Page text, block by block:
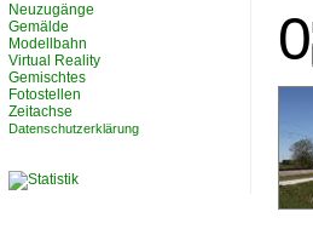
0
Neuzugänge
Gemälde
Modellbahn
Virtual Reality
Gemischtes
Fotostellen
Zeitachse
Datenschutzerklärung